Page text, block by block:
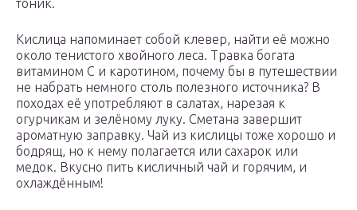
тоник.
Кислица напоминает собой клевер, найти её можно
около тенистого хвойного леса. Травка богата
витамином С и каротином, почему бы в путешествии
не набрать немного столь полезного источника? В
походах её употребляют в салатах, нарезая к
огурчикам и зелёному луку. Сметана завершит
ароматную заправку. Чай из кислицы тоже хорошо и
бодрящ, но к нему полагается или сахарок или
медок. Вкусно пить кисличный чай и горячим, и
охлаждённым!